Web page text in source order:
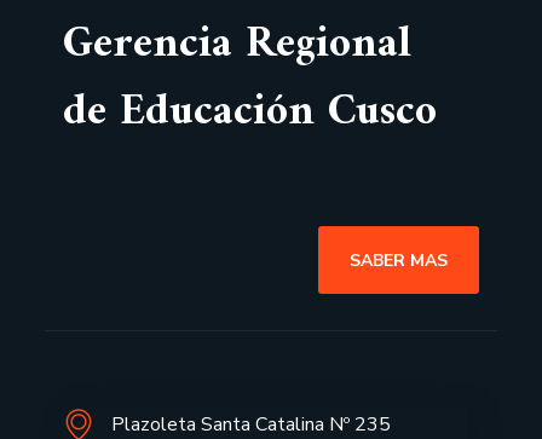
Gerencia Regional
de Educación Cusco
SABER MAS
Plazoleta Santa Catalina Nº 235